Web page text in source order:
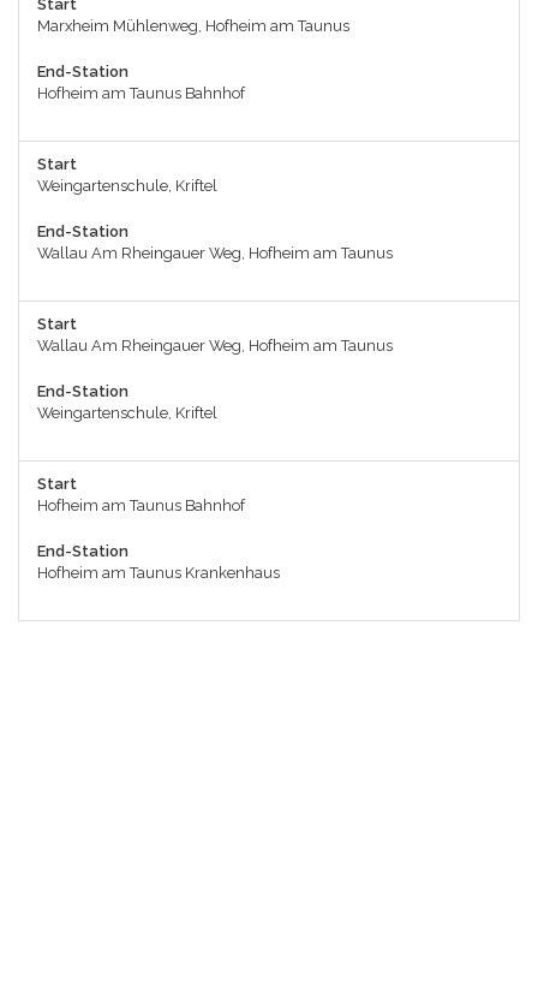
Start
Marxheim Mühlenweg, Hofheim am Taunus
End-Station
Hofheim am Taunus Bahnhof
Start
Weingartenschule, Kriftel
End-Station
Wallau Am Rheingauer Weg, Hofheim am Taunus
Start
Wallau Am Rheingauer Weg, Hofheim am Taunus
End-Station
Weingartenschule, Kriftel
Start
Hofheim am Taunus Bahnhof
End-Station
Hofheim am Taunus Krankenhaus